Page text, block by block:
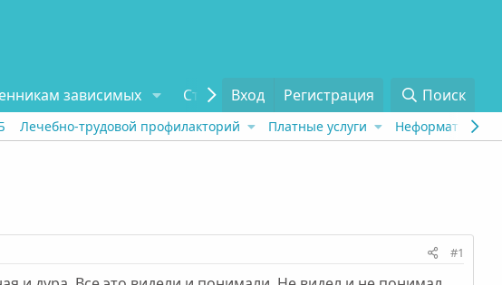
зависимых Статьи Отзывы О проекте
Вход Регистрация Поиск
Лечебно-трудовой профилакторий Платные услуги Неформат
#1